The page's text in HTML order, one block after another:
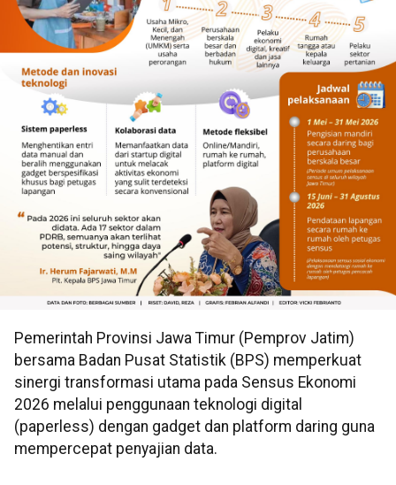
Pemerintah Provinsi Jawa Timur (Pemprov Jatim)
bersama Badan Pusat Statistik (BPS) memperkuat
sinergi transformasi utama pada Sensus Ekonomi
2026 melalui penggunaan teknologi digital
(paperless) dengan gadget dan platform daring guna
mempercepat penyajian data.